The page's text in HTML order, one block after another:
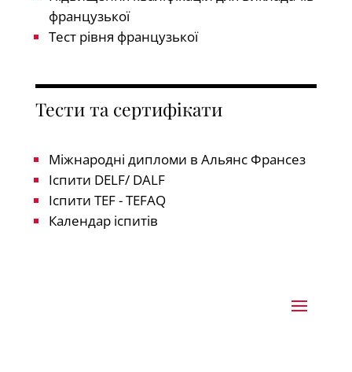
французької
Тест рівня французької
Тести та сертифікати
Міжнародні дипломи в Альянс Франсез
Іспити DELF/ DALF
Іспити TEF - TEFAQ
Календар іспитів